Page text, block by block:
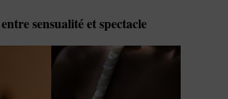
sensualité et spectacle